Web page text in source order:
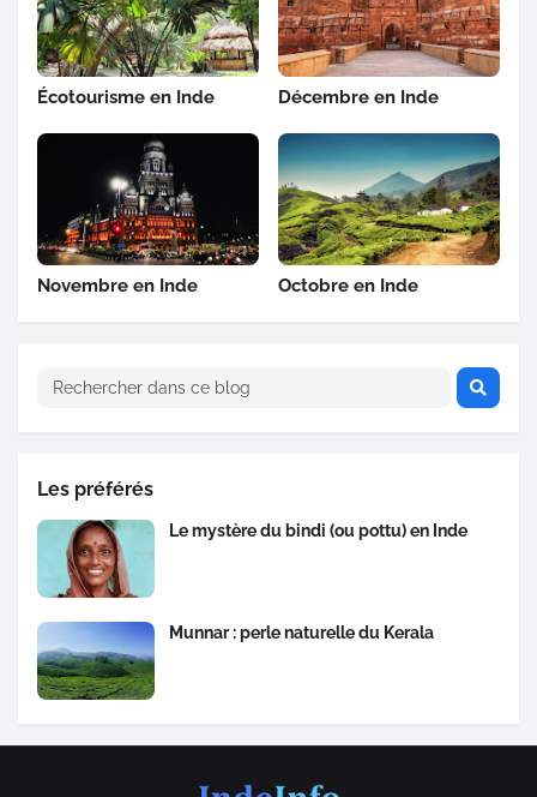
Écotourisme en Inde Décembre en Inde
Novembre en Inde Octobre en Inde
Les préférés
Le mystère du bindi (ou pottu) en Inde
Munnar : perle naturelle du Kerala